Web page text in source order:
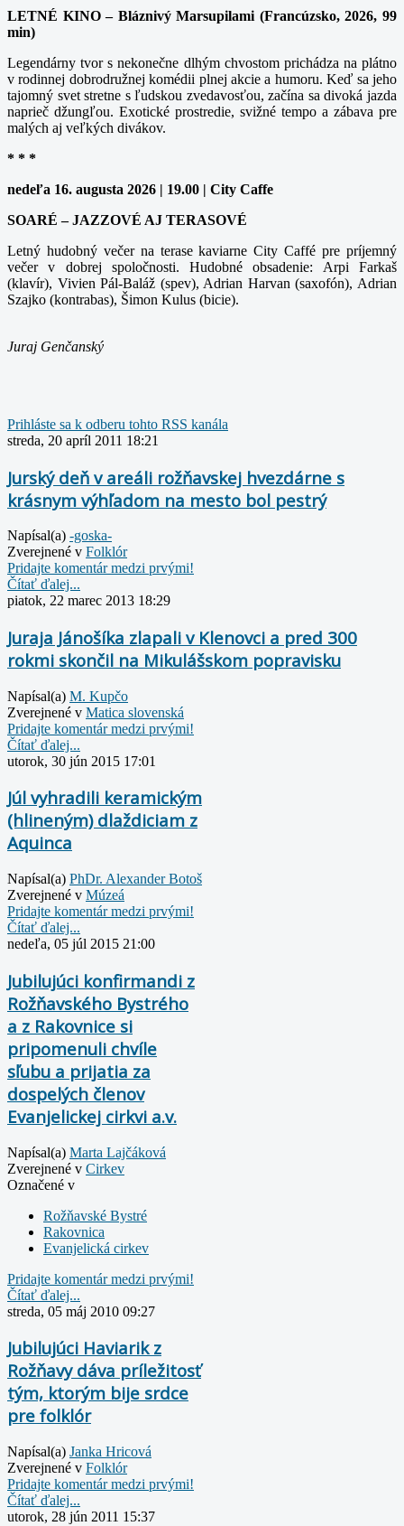
LETNÉ KINO – Bláznivý Marsupilami (Francúzsko, 2026, 99
min)
Legendárny tvor s nekonečne dlhým chvostom prichádza na plátno
v rodinnej dobrodružnej komédii plnej akcie a humoru. Keď sa jeho
tajomný svet stretne s ľudskou zvedavosťou, začína sa divoká jazda
naprieč džungľou. Exotické prostredie, svižné tempo a zábava pre
malých aj veľkých divákov.
* * *
nedeľa 16. augusta 2026 | 19.00 | City Caffe
SOARÉ – JAZZOVÉ AJ TERASOVÉ
Letný hudobný večer na terase kaviarne City Caffé pre príjemný
večer v dobrej spoločnosti. Hudobné obsadenie: Arpi Farkaš
(klavír), Vivien Pál-Baláž (spev), Adrian Harvan (saxofón), Adrian
Szajko (kontrabas), Šimon Kulus (bicie).
Juraj Genčanský
Prihláste sa k odberu tohto RSS kanála
streda, 20 apríl 2011 18:21
Jurský deň v areáli rožňavskej hvezdárne s
krásnym výhľadom na mesto bol pestrý
Napísal(a) -goska-
Zverejnené v Folklór
Pridajte komentár medzi prvými!
Čítať ďalej...
piatok, 22 marec 2013 18:29
Juraja Jánošíka zlapali v Klenovci a pred 300
rokmi skončil na Mikulášskom popravisku
Napísal(a) M. Kupčo
Zverejnené v Matica slovenská
Pridajte komentár medzi prvými!
Čítať ďalej...
utorok, 30 jún 2015 17:01
Júl vyhradili keramickým
(hlineným) dlaždiciam z
Aquinca
Napísal(a) PhDr. Alexander Botoš
Zverejnené v Múzeá
Pridajte komentár medzi prvými!
Čítať ďalej...
nedeľa, 05 júl 2015 21:00
Jubilujúci konfirmandi z
Rožňavského Bystrého
a z Rakovnice si
pripomenuli chvíle
sľubu a prijatia za
dospelých členov
Evanjelickej cirkvi a.v.
Napísal(a) Marta Lajčáková
Zverejnené v Cirkev
Označené v
Rožňavské Bystré
Rakovnica
Evanjelická cirkev
Pridajte komentár medzi prvými!
Čítať ďalej...
streda, 05 máj 2010 09:27
Jubilujúci Haviarik z
Rožňavy dáva príležitosť
tým, ktorým bije srdce
pre folklór
Napísal(a) Janka Hricová
Zverejnené v Folklór
Pridajte komentár medzi prvými!
Čítať ďalej...
utorok, 28 jún 2011 15:37